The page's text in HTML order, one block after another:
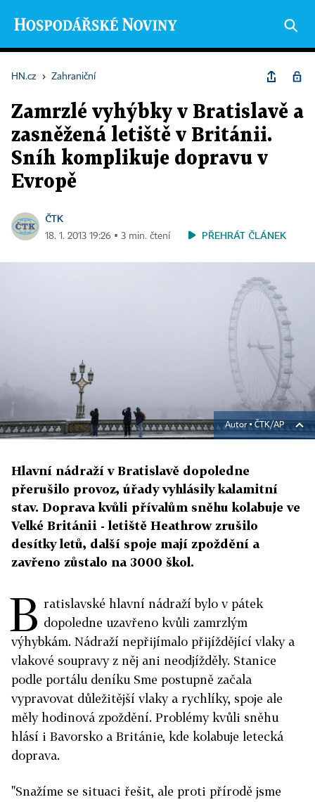
HN.cz › Zahraniční
Zamrzlé vyhýbky v Bratislavě a
zasněžená letiště v Británii.
Sníh komplikuje dopravu v
Evropě
ČTK
18. 1. 2013 19:26 ▪ 3 min. čtení PŘEHRÁT ČLÁNEK
Autor ▪ ČTK/AP
Hlavní nádraží v Bratislavě dopoledne
přerušilo provoz, úřady vyhlásily kalamitní
stav. Doprava kvůli přívalům sněhu kolabuje ve
Velké Británii - letiště Heathrow zrušilo
desítky letů, další spoje mají zpoždění a
zavřeno zůstalo na 3000 škol.
B ratislavské hlavní nádraží bylo v pátek
dopoledne uzavřeno kvůli zamrzlým
výhybkám. Nádraží nepřijímalo přijíždějící vlaky a
vlakové soupravy z něj ani neodjížděly. Stanice
podle portálu deníku Sme postupně začala
vypravovat důležitější vlaky a rychlíky, spoje ale
měly hodinová zpoždění. Problémy kvůli sněhu
hlásí i Bavorsko a Británie, kde kolabuje letecká
doprava.
"Snažíme se situaci řešit, ale proti přírodě jsme